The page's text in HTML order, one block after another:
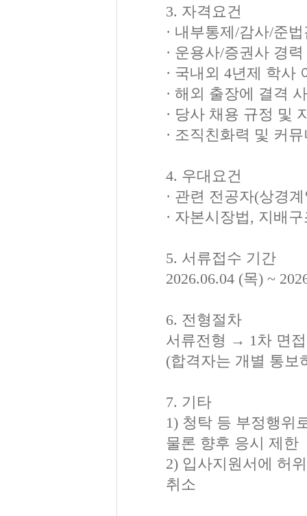
3. 자격요건
· 내부통제/감사/준
· 운용사/증권사 경
· 국내외 4년제 학사
· 해외 출장에 결격
· 당사 채용 규정 및
· 조직친화력 및 커
4. 우대요건
· 관련 전공자(상경
· 자본시장법, 지배
5. 서류접수 기간
2026.06.04 (목) ~
6. 전형절차
서류전형 → 1차 면
(합격자는 개별 통보
7. 기타
1) 청탁 등 부정행위
물론 향후 응시 제한
2) 입사지원서에 허
취소